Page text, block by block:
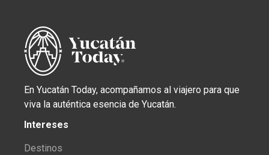
En Yucatán Today, acompañamos al viajero para que
viva la auténtica esencia de Yucatán.
Intereses
Destinos